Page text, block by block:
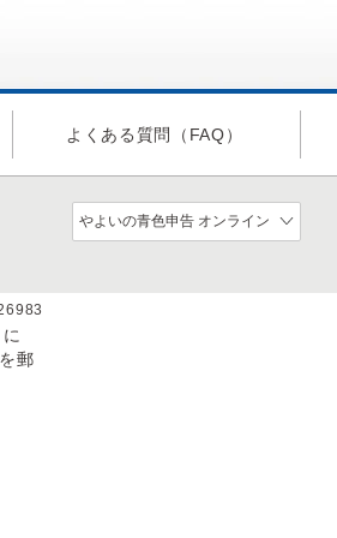
よくある質問（FAQ）
郵